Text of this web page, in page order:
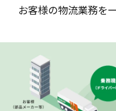
社員インタビュー・座談会
社員インタビュー／乗務
社員インタビュー／業務
社員インタビュー／業務職
若手座談会
お客様の物流業務を